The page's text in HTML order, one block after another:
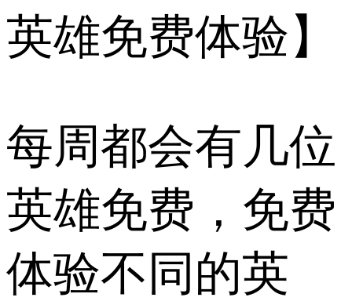
英雄免费体验】
每周都会有几位
英雄免费，免费
体验不同的英